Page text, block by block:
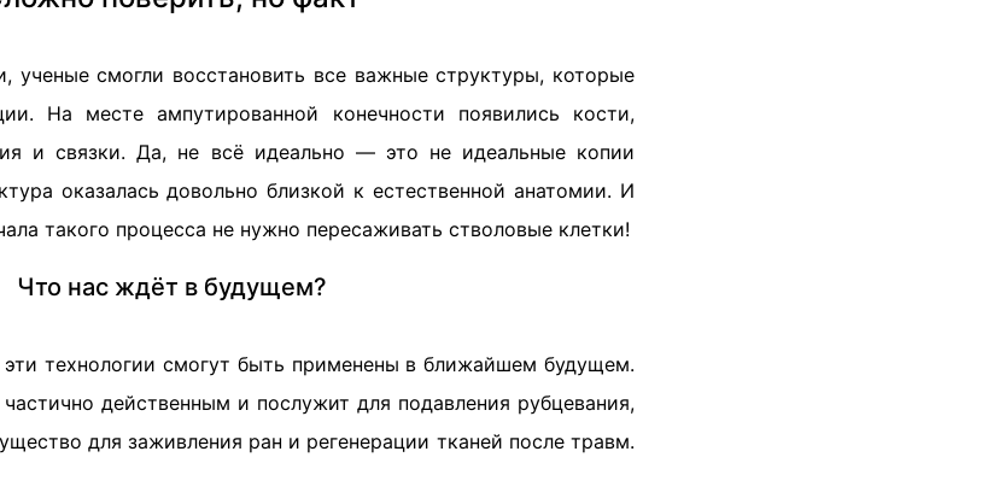
ученые смогли восстановить все важные структуры, которые
На месте ампутированной конечности появились кости,
и связки. Да, не всё идеально — это не идеальные копии
оказалась довольно близкой к естественной анатомии. И
такого процесса не нужно пересаживать стволовые клетки!
Что нас ждёт в будущем?
эти технологии смогут быть применены в ближайшем будущем.
действенным и послужит для подавления рубцевания,
для заживления ран и регенерации тканей после травм.